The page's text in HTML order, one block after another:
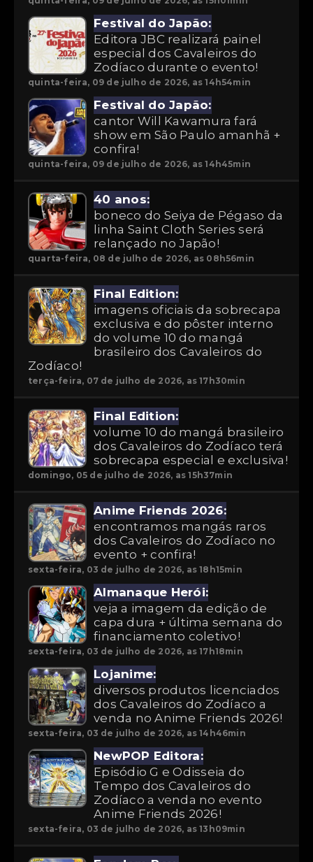
Festival do Japão:
Editora JBC realizará painel
especial dos Cavaleiros do
Zodíaco durante o evento!
quinta-feira, 09 de julho de 2026, as 14h54min
Festival do Japão:
cantor Will Kawamura fará
show em São Paulo amanhã +
confira!
quinta-feira, 09 de julho de 2026, as 14h45min
40 anos:
boneco do Seiya de Pégaso da
linha Saint Cloth Series será
relançado no Japão!
quarta-feira, 08 de julho de 2026, as 08h56min
Final Edition:
imagens oficiais da sobrecapa
exclusiva e do pôster interno
do volume 10 do mangá
brasileiro dos Cavaleiros do
Zodíaco!
terça-feira, 07 de julho de 2026, as 17h30min
Final Edition:
volume 10 do mangá brasileiro
dos Cavaleiros do Zodíaco terá
sobrecapa especial e exclusiva!
domingo, 05 de julho de 2026, as 15h37min
Anime Friends 2026:
encontramos mangás raros
dos Cavaleiros do Zodíaco no
evento + confira!
sexta-feira, 03 de julho de 2026, as 18h15min
Almanaque Herói:
veja a imagem da edição de
capa dura + última semana do
financiamento coletivo!
sexta-feira, 03 de julho de 2026, as 17h18min
Lojanime:
diversos produtos licenciados
dos Cavaleiros do Zodíaco a
venda no Anime Friends 2026!
sexta-feira, 03 de julho de 2026, as 14h46min
NewPOP Editora:
Episódio G e Odisseia do
Tempo dos Cavaleiros do
Zodíaco a venda no evento
Anime Friends 2026!
sexta-feira, 03 de julho de 2026, as 13h09min